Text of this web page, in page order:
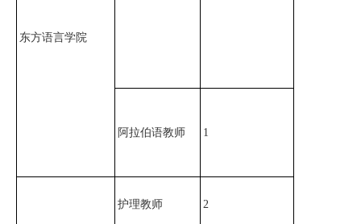
东方语言学院
阿拉伯语教师 1
护理教师 2